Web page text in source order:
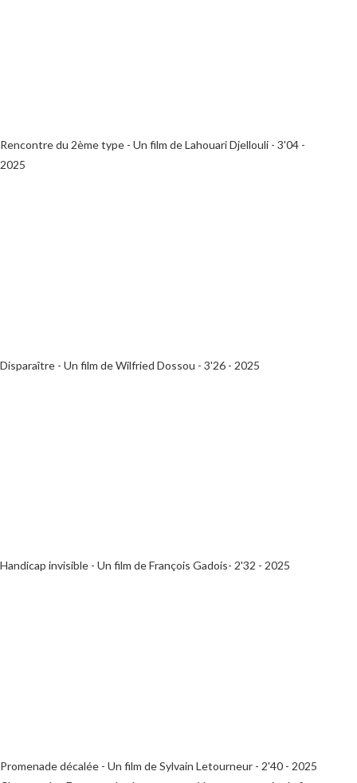
Rencontre du 2ème type - Un film de Lahouari Djellouli - 3'04 -
2025
Disparaître - Un film de Wilfried Dossou - 3'26 - 2025
Handicap invisible - Un film de François Gadois- 2'32 - 2025
Promenade décalée - Un film de Sylvain Letourneur - 2'40 - 2025